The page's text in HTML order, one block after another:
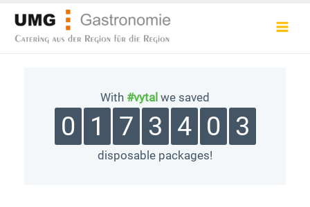
Inhalt
springen
Main